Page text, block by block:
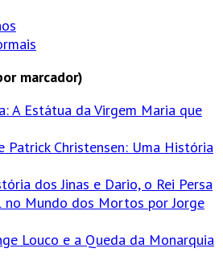
marcador)
A Estátua da Virgem Maria que
Patrick Christensen: Uma História
dos Jinas e Dario, o Rei Persa
no Mundo dos Mortos por Jorge
Louco e a Queda da Monarquia